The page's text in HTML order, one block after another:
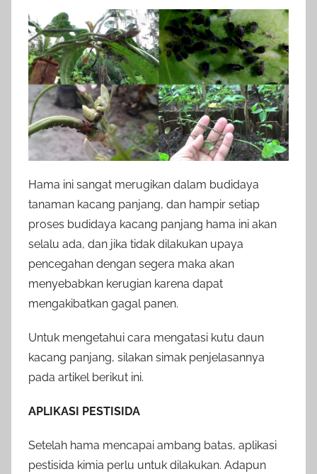
Hama ini sangat merugikan dalam budidaya
tanaman kacang panjang, dan hampir setiap
proses budidaya kacang panjang hama ini akan
selalu ada, dan jika tidak dilakukan upaya
pencegahan dengan segera maka akan
menyebabkan kerugian karena dapat
mengakibatkan gagal panen.
Untuk mengetahui cara mengatasi kutu daun
kacang panjang, silakan simak penjelasannya
pada artikel berikut ini.
APLIKASI PESTISIDA
Setelah hama mencapai ambang batas, aplikasi
pestisida kimia perlu untuk dilakukan. Adapun